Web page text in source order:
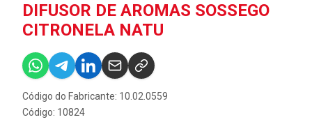
DIFUSOR DE AROMAS SOSSEGO
CITRONELA NATU
Código do Fabricante: 10.02.0559
Código: 10824